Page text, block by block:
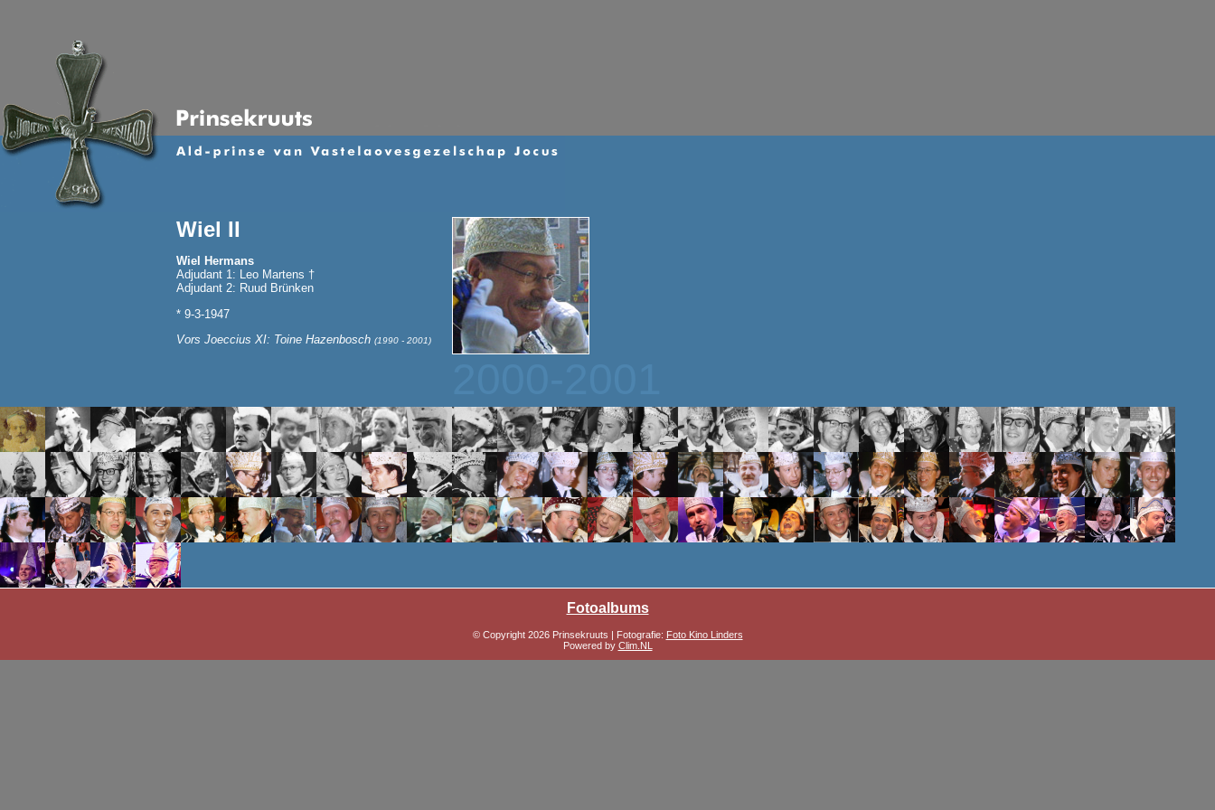
Wiel II
Wiel Hermans
Adjudant 1: Leo Martens †
Adjudant 2: Ruud Brünken
* 9-3-1947
Vors Joeccius XI: Toine Hazenbosch (1990 - 2001)
Fotoalbums
© Copyright 2026 Prinsekruuts | Fotografie: Foto Kino Linders
Powered by Clim.NL